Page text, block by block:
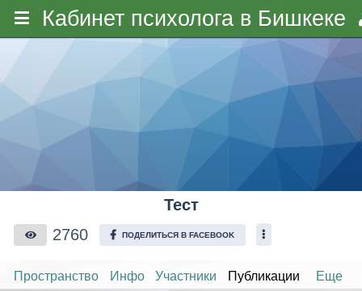
Кабинет психолога в Бишкеке
Тест
2760
ПОДЕЛИТЬСЯ В FACEBOOK
Пространство Инфо Участники Публикации Еще